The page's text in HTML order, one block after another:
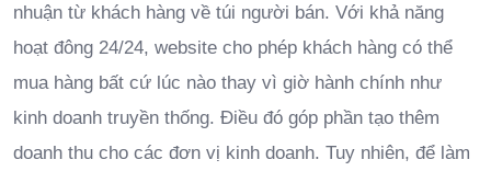
nhuận từ khách hàng về túi người bán. Với khả năng
hoạt đông 24/24, website cho phép khách hàng có thể
mua hàng bất cứ lúc nào thay vì giờ hành chính như
kinh doanh truyền thống. Điều đó góp phần tạo thêm
doanh thu cho các đơn vị kinh doanh. Tuy nhiên, để làm